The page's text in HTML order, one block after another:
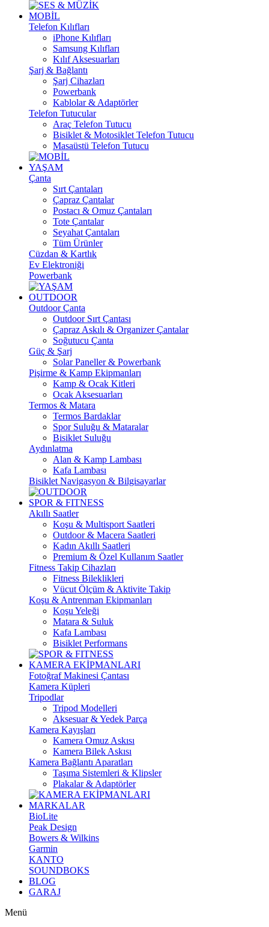
MOBİL
Telefon Kılıfları
iPhone Kılıfları
Samsung Kılıfları
Kılıf Aksesuarları
Şarj & Bağlantı
Şarj Cihazları
Powerbank
Kablolar & Adaptörler
Telefon Tutucular
Araç Telefon Tutucu
Bisiklet & Motosiklet Telefon Tutucu
Masaüstü Telefon Tutucu
YAŞAM
Çanta
Sırt Çantaları
Çapraz Çantalar
Postacı & Omuz Çantaları
Tote Çantalar
Seyahat Çantaları
Tüm Ürünler
Cüzdan & Kartlık
Ev Elektroniği
Powerbank
OUTDOOR
Outdoor Çanta
Outdoor Sırt Çantası
Çapraz Askılı & Organizer Çantalar
Soğutucu Çanta
Güç & Şarj
Solar Paneller & Powerbank
Pişirme & Kamp Ekipmanları
Kamp & Ocak Kitleri
Ocak Aksesuarları
Termos & Matara
Termos Bardaklar
Spor Suluğu & Mataralar
Bisiklet Suluğu
Aydınlatma
Alan & Kamp Lambası
Kafa Lambası
Bisiklet Navigasyon & Bilgisayarlar
SPOR & FITNESS
Akıllı Saatler
Koşu & Multisport Saatleri
Outdoor & Macera Saatleri
Kadın Akıllı Saatleri
Premium & Özel Kullanım Saatler
Fitness Takip Cihazları
Fitness Bileklikleri
Vücut Ölçüm & Aktivite Takip
Koşu & Antrenman Ekipmanları
Koşu Yeleği
Matara & Suluk
Kafa Lambası
Bisiklet Performans
KAMERA EKİPMANLARI
Fotoğraf Makinesi Çantası
Kamera Küpleri
Tripodlar
Tripod Modelleri
Aksesuar & Yedek Parça
Kamera Kayışları
Kamera Omuz Askısı
Kamera Bilek Askısı
Kamera Bağlantı Aparatları
Taşıma Sistemleri & Klipsler
Plakalar & Adaptörler
MARKALAR
BioLite
Peak Design
Bowers & Wilkins
Garmin
KANTO
SOUNDBOKS
BLOG
GARAJ
Menü